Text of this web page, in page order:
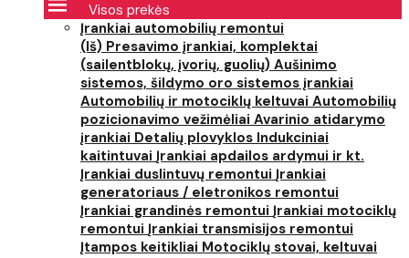
Visos prekės
Įrankiai automobilių remontui
(Iš) Presavimo įrankiai, komplektai
(sailentblokų, įvorių, guolių) Aušinimo
sistemos, šildymo oro sistemos įrankiai
Automobilių ir motociklų keltuvai Automobilių
pozicionavimo vežimėliai Avarinio atidarymo
įrankiai Detalių plovyklos Indukciniai
kaitintuvai Įrankiai apdailos ardymui ir kt.
Įrankiai duslintuvų remontui Įrankiai
generatoriaus / eletronikos remontui
Įrankiai grandinės remontui Įrankiai motociklų
remontui Įrankiai transmisijos remontui
Įtampos keitikliai Motociklų stovai, keltuvai